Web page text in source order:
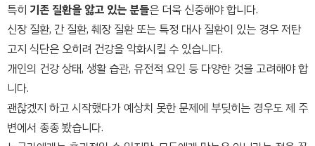
특히 기존 질환을 앓고 있는 분들은 더욱 신중해야 합니다.
신장 질환, 간 질환, 췌장 질환 또는 특정 대사 질환이 있는 경우 저탄
고지 식단은 오히려 건강을 악화시킬 수 있습니다.
개인의 건강 상태, 생활 습관, 유전적 요인 등 다양한 것을 고려해야 합
니다.
괜찮겠지 하고 시작했다가 예상치 못한 문제에 부딪히는 경우도 제 주
변에서 종종 봤습니다.